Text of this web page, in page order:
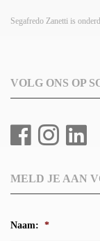
Segafredo Zanetti is
VOLG ONS OP
MELD JE AAN
Naam: *